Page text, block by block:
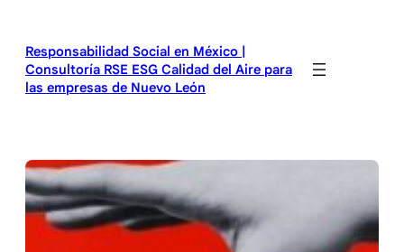
contenido
Responsabilidad Social en México |
Consultoría RSE ESG Calidad del Aire para
las empresas de Nuevo León